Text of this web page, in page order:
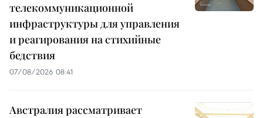
телекоммуникационной
инфраструктуры для управления
и реагирования на стихийные
бедствия
07/08/2026 08:41
Австралия рассматривает